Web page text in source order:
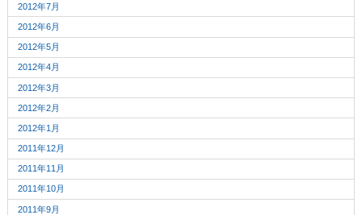
2012年7月
2012年6月
2012年5月
2012年4月
2012年3月
2012年2月
2012年1月
2011年12月
2011年11月
2011年10月
2011年9月